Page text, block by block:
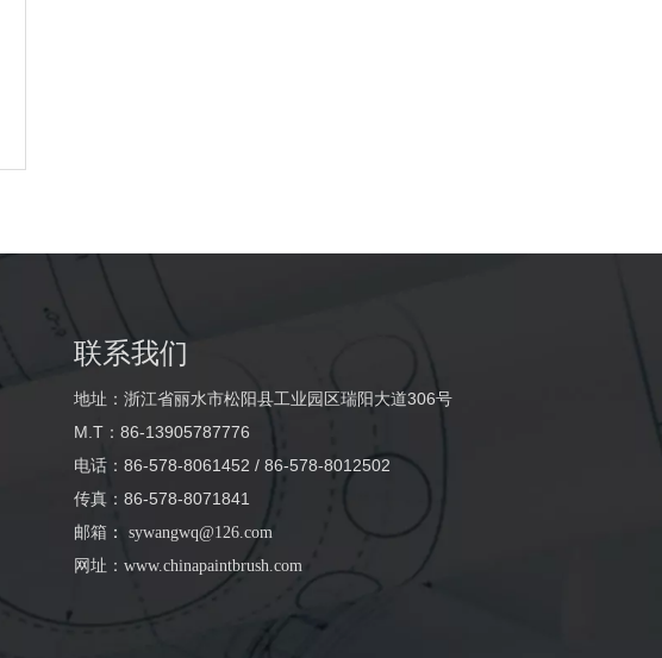
联系我们
地址：浙江省丽水市松阳县工业园区瑞阳大道306号
M.T：86-13905787776
电话：86-578-8061452 / 86-578-8012502
传真：86-578-8071841
邮箱 ： sywangwq@126.com
网址： www.chinapaintbrush.com